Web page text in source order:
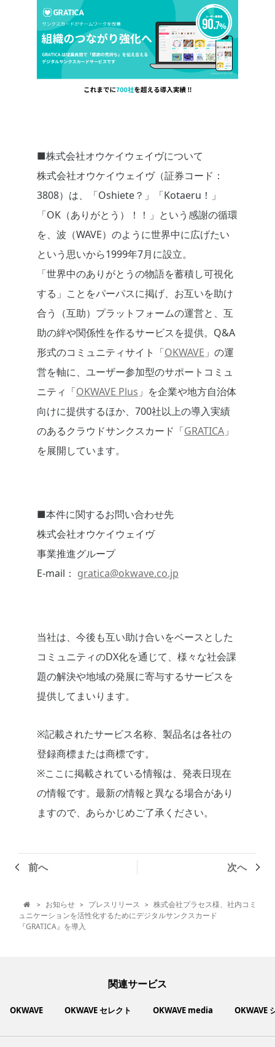
■株式会社オウケイウェイヴについて
株式会社オウケイウェイヴ（証券コード：
3808）は、「Oshiete？」「Kotaeru！」
「OK（ありがとう）！！」という感謝の循環
を、波（WAVE）のように世界中に広げたい
という思いから1999年7月に設立。
「世界中のありがとうの物語を蓄積し可視化
する」ことをパーパスに掲げ、お互いを助け
合う（互助）プラットフォームの運営と、互
助の絆や関係性を作るサービスを提供。Q&A
形式のコミュニティサイト「OKWAVE 」の運
営を軸に、ユーザー参加型のサポートコミュ
ニティ「OKWAVE Plus 」を企業や地方自治体
向けに提供するほか、700社以上の導入実績
のあるクラウドサンクスカード「GRATICA 」
を展開しています。
■本件に関するお問い合わせ先
株式会社オウケイウェイヴ
事業推進グループ
E-mail： gratica@okwave.co.jp
当社は、今後も互い助け合いをベースとした
コミュニティのDX化を通じて、様々な社会課
題の解決や地域の発展に寄与するサービスを
提供してまいります。
※記載されたサービス名称、製品名は各社の
登録商標または商標です。
※ここに掲載されている情報は、発表日現在
の情報です。最新の情報と異なる場合があり
ますので、あらかじめご了承ください。
前へ 次へ
 > お知らせ > プレスリリース > 株式会社プラセス様、社内コミ
ュニケーションを活性化するためにデジタルサンクスカード
『GRATICA』を導入
関連サービス
OKWAVE OKWAVE セレクト OKWAVE media OKWAVE